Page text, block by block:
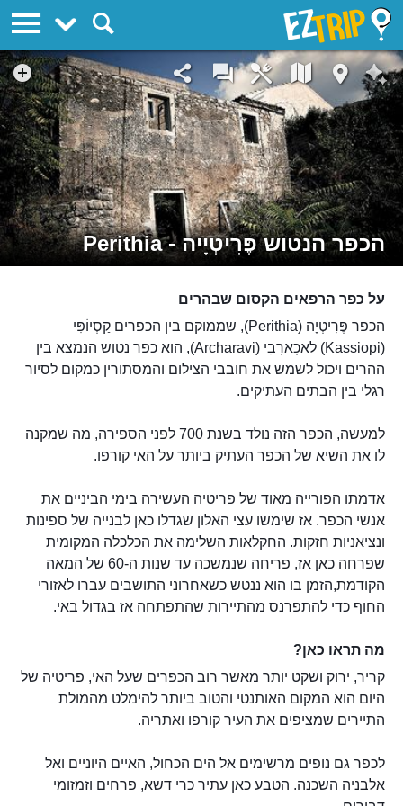
הכפר הנטוש פֶּרִיטְיָיה - Perithia
על כפר הרפאים הקסום שבהרים
הכפר פֶּרִיטְיָה (Perithia), שממוקם בין הכפרים קַסְיוֹפִּי
(Kassiopi) לאַכָארָבִי (Archaravi), הוא כפר נטוש הנמצא בין
ההרים ויכול לשמש את חובבי הצילום והמסתורין כמקום לסיור
רגלי בין הבתים העתיקים.
למעשה, הכפר הזה נולד בשנת 700 לפני הספירה, מה שמקנה
לו את השיא של הכפר העתיק ביותר על האי קורפו.
אדמתו הפורייה מאוד של פריטיה העשירה בימי הביניים את
אנשי הכפר. אז שימשו עצי האלון שגדלו כאן לבנייה של ספינות
ונציאניות חזקות. החקלאות השלימה את הכלכלה המקומית
שפרחה כאן אז, פריחה שנמשכה עד שנות ה-60 של המאה
הקודמת,הזמן בו הוא ננטש כשאחרוני התושבים עברו לאזורי
החוף כדי להתפרנס מהתיירות שהתפתחה אז בגדול באי.
מה תראו כאן?
קריר, ירוק ושקט יותר מאשר רוב הכפרים שעל האי, פריטיה של
היום הוא המקום האותנטי והטוב ביותר להימלט מהמולת
התיירים שמציפים את העיר קורפו ואתריה.
לכפר גם נופים מרשימים אל הים הכחול, האיים היוניים ואל
אלבניה השכנה. הטבע כאן עתיר כרי דשא, פרחים וזמזומי
EZTrip